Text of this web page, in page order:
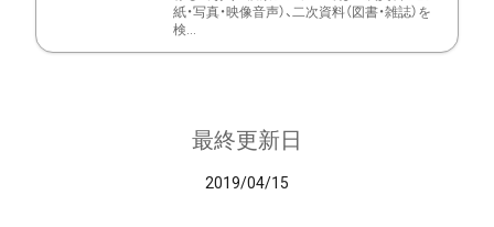
紙・写真・映像音声）、二次資料（図書・雑誌）を
検...
最終更新日
2019/04/15